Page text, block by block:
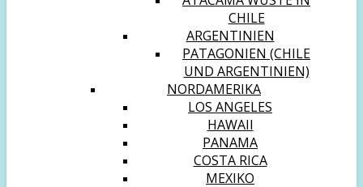
CHILE
ARGENTINIEN
PATAGONIEN (CHILE
UND ARGENTINIEN)
NORDAMERIKA
LOS ANGELES
HAWAII
PANAMA
COSTA RICA
MEXIKO